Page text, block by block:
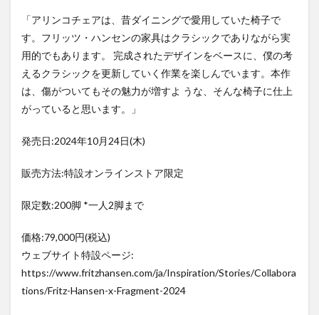
「アリンコチェアは、昔ダイニングで愛用していた椅子で
す。フリッツ・ハンセンの家具はクラシックでありながら実
用的でもあります。 完成されたデザインをベースに、僕の考
えるクラシックを更新していく作業を楽しんでいます。本作
は、傷がついてもその魅力が増すよ うな、そんな椅子に仕上
がっていると思います。」
発売日:2024年10月24日(木)
販売方法:特設オンラインストア限定
限定数:200脚 *一人2脚まで
価格:79,000円(税込)
ウェブサイト特設ページ:
https://www.fritzhansen.com/ja/Inspiration/Stories/Collabora
tions/Fritz-Hansen-x-Fragment-2024